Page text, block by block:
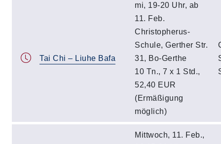
Tai Chi – Liuhe Bafa
mi, 19-20 Uhr, ab
11. Feb.
Christopherus-
Schule, Gerther Str.
31, Bo-Gerthe
10 Tn., 7 x 1 Std.,
52,40 EUR
(Ermäßigung
möglich)
Mittwoch, 11. Feb.,